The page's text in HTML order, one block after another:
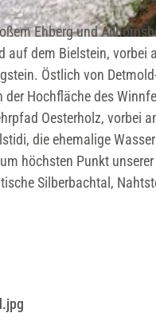
Ehberg und
auf dem Bielstein,
Östlich von
Hochfläche des
Oesterholz, vorbei
die ehemalige
höchsten Punkt
Silberbachtal,